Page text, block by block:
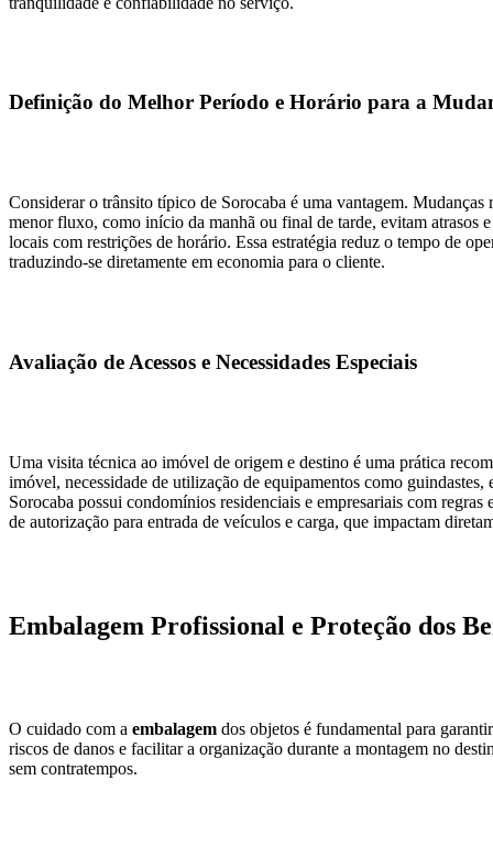
Definição do Melhor Período e Horário para a
Considerar o trânsito típico de Sorocaba é uma vantagem. Mudanças
menor fluxo, como início da manhã ou final de tarde, evitam atrasos
locais com restrições de horário. Essa estratégia reduz o tempo de
traduzindo-se diretamente em economia para o cliente.
Avaliação de Acessos e Necessidades Especiais
Uma visita técnica ao imóvel de origem e destino é uma prática
imóvel, necessidade de utilização de equipamentos como
Sorocaba possui condomínios residenciais e empresariais com
de autorização para entrada de veículos e carga, que impactam
Embalagem Profissional e Proteção dos
O cuidado com a embalagem dos objetos é fundamental para
riscos de danos e facilitar a organização durante a montagem no
sem contratempos.